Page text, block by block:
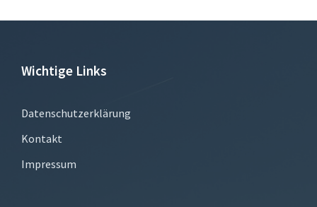
Wichtige Links
Datenschutzerklärung
Kontakt
Impressum